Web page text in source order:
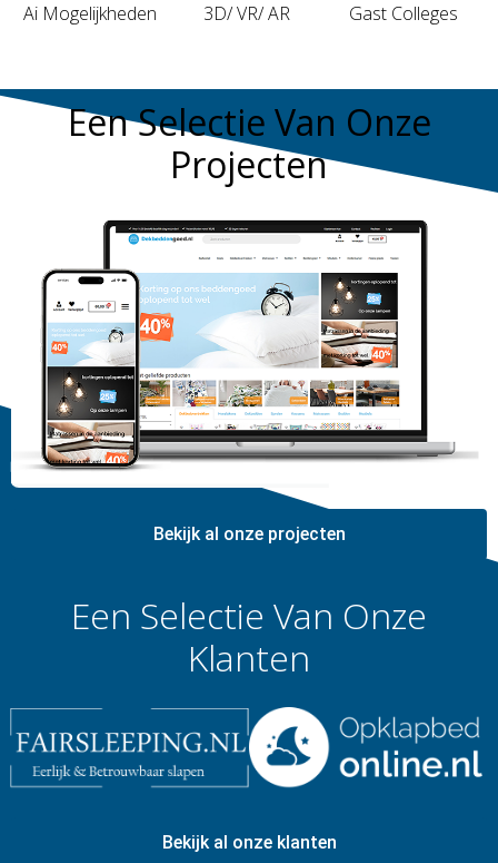
Ai Mogelijkheden 3D/ VR/ AR Gast Colleges
Een Selectie Van Onze
Projecten
Bekijk al onze projecten
Een Selectie Van Onze
Klanten
Bekijk al onze klanten